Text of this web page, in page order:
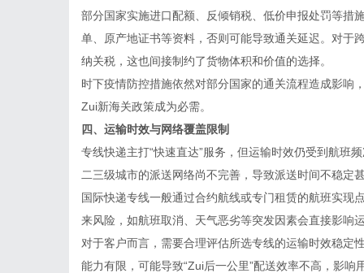
部分国家实施进口配额、反倾销税、低价申报处罚等措
单、原产地证书等资料，否则可能导致通关延迟。对于
纳关税，这也间接制约了货物体积和价值的选择。
时下疫情防控措施依然对部分国家的通关流程造成影响
Zui新海关政策成为必需。
四、运输时效与网络覆盖限制
专线快递主打“快速直达”服务，但运输时效仍受到航班
二三级城市的派送网络尚不完善，导致派送时间不稳定
国际快递专线一般通过合约航线或专门租赁的航班实现
来风险，如航班取消、天气恶劣等突发因素会直接影响
对于客户而言，需要合理评估所选专线的运输时效稳定
能力有限，可能导致“Zui后一公里”配送效率不高，影响